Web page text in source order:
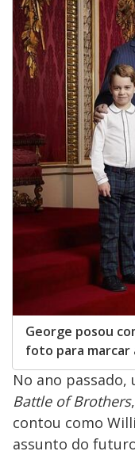
George posou
foto para marcar
No ano
Battle of Brothers
contou como
assunto do